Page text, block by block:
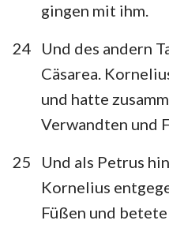
gingen mit ihm.
24
Und des andern
Cäsarea.
und hatte
Verwandten und
25
Und als Petrus
Kornelius
Füßen und betete